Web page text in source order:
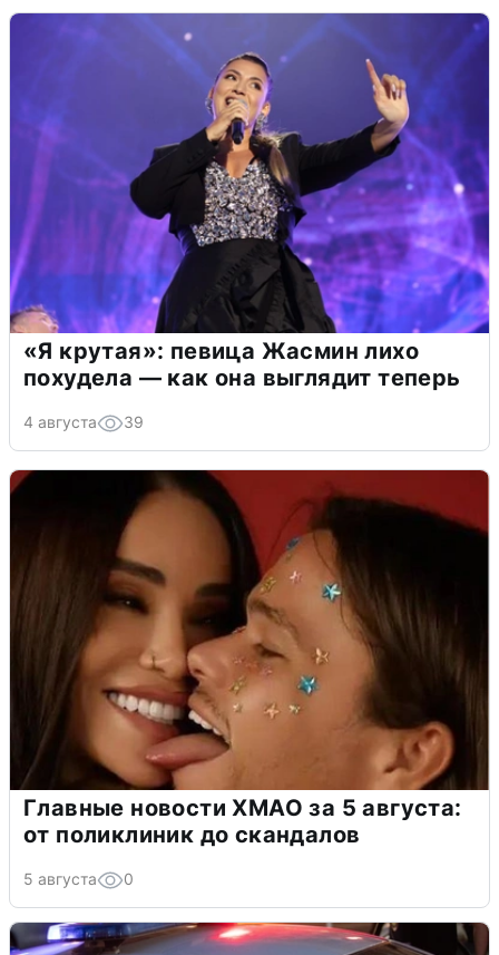
«Я крутая»: певица Жасмин лихо
похудела — как она выглядит теперь
4 августа 39
Главные новости ХМАО за 5 августа:
от поликлиник до скандалов
5 августа 0